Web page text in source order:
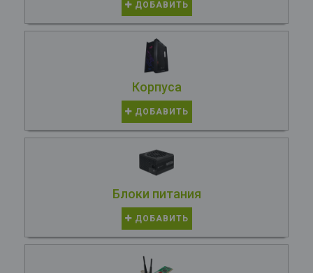
ДОБАВИТЬ
Корпуса
ДОБАВИТЬ
Блоки питания
ДОБАВИТЬ